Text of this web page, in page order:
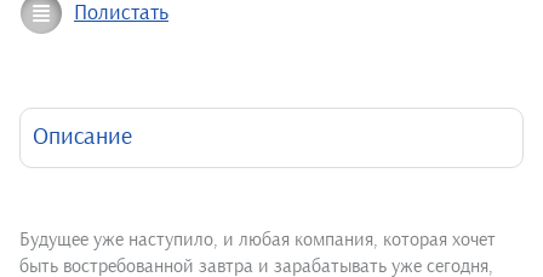
Полистать
Описание
Будущее уже наступило, и любая компания, которая хочет
быть востребованной завтра и зарабатывать уже сегодня,